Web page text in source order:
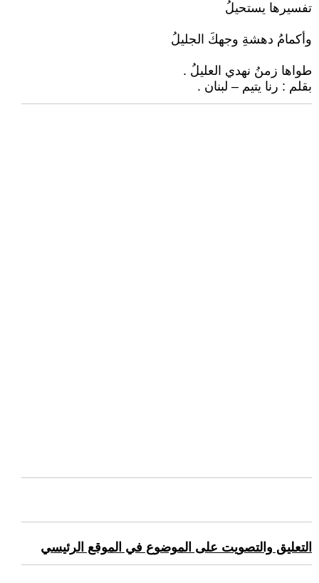
تفسيرها يستحيلُ
وأكمامُ دهشةِ وجهكَ الجليلُ
طواها زمنُ نهدي العليلُ .
بقلم : رنا يتيم – لبنان .
التعليق والتصويت على الموضوع في الموقع الرئيسي